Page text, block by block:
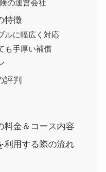
の運営会社
特徴
ルに幅広く対応
も手厚い補償
評判
料金＆コース内容
利用する際の流れ